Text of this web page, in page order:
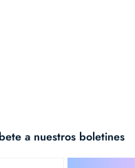
a nuestros boletines